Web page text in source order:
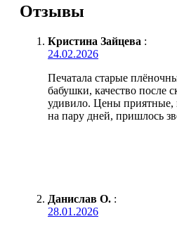
Отзывы
Кристина Зайцева :
24.02.2026
Печатала старые
бабушки, качество после
удивило. Цены приятные,
на пару дней, пришлось
Данислав О. :
28.01.2026